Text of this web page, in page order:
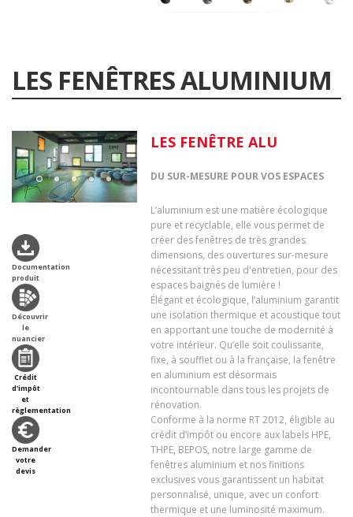
LES FENÊTRES ALUMINIUM
Documentation
produit
Découvrir
le
nuancier
Crédit
d'impôt
et
règlementation
Demander
votre
devis
LES FENÊTRE ALU
DU SUR-MESURE POUR VOS ESPACES
L’aluminium est une matière écologique
pure et recyclable, elle vous permet de
créer des fenêtres de très grandes
dimensions, des ouvertures sur-mesure
nécessitant très peu d'entretien, pour des
espaces baignés de lumière !
Élégant et écologique, l’aluminium garantit
une isolation thermique et acoustique tout
en apportant une touche de modernité à
votre intérieur. Qu’elle soit coulissante,
fixe, à soufflet ou à la française, la fenêtre
en aluminium est désormais
incontournable dans tous les projets de
rénovation.
Conforme à la norme RT 2012, éligible au
crédit d’impôt ou encore aux labels HPE,
THPE, BEPOS, notre large gamme de
fenêtres aluminium et nos finitions
exclusives vous garantissent un habitat
personnalisé, unique, avec un confort
thermique et une luminosité maximum.